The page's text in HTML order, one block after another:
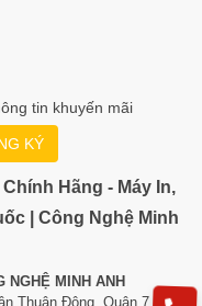
tin khuyến mãi
KÝ
Hãng - Máy In,
| Công Nghệ Minh
NGHỆ MINH ANH
Thuận Đông, Quận 7, TP.